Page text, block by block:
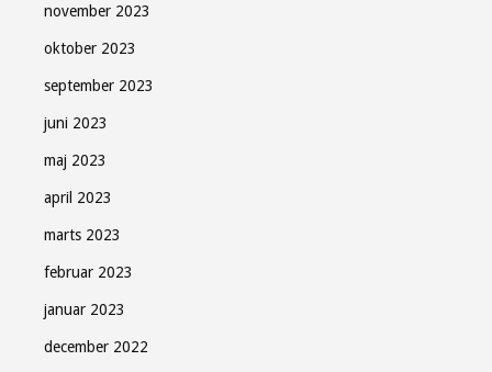
november 2023
oktober 2023
september 2023
juni 2023
maj 2023
april 2023
marts 2023
februar 2023
januar 2023
december 2022